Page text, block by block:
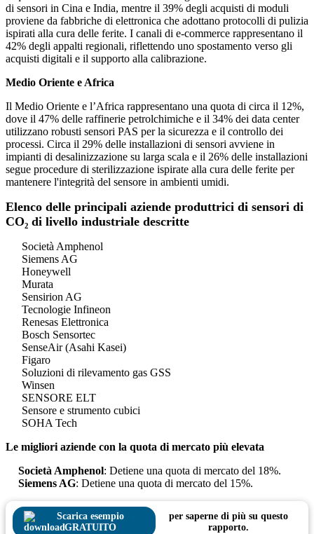
di sensori in Cina e India, mentre il 39% degli acquisti di moduli
proviene da fabbriche di elettronica che adottano protocolli di pulizia
ispirati alla cura delle ferite. I canali di e-commerce rappresentano il
42% degli appalti regionali, riflettendo uno spostamento verso gli
acquisti digitali e il supporto alla calibrazione.
Medio Oriente e Africa
Il Medio Oriente e l’Africa rappresentano una quota di circa il 12%,
dove il 47% delle raffinerie petrolchimiche e il 34% dei data center
utilizzano robusti sensori PAS per la sicurezza e il controllo dei
processi. Circa il 29% delle installazioni di sensori avviene in
impianti di desalinizzazione su larga scala e il 26% delle installazioni
segue procedure di sterilizzazione ispirate alla cura delle ferite per
mantenere l'integrità del sensore in ambienti umidi.
Elenco delle principali aziende produttrici di sensori di
CO₂ di livello industriale descritte
Società Amphenol
Siemens AG
Honeywell
Murata
Sensirion AG
Tecnologie Infineon
Renesas Elettronica
Bosch Sensortec
SenseAir (Asahi Kasei)
Figaro
Soluzioni di rilevamento gas GSS
Winsen
SENSORE ELT
Sensore e strumento cubici
SOHA Tech
Le migliori aziende con la quota di mercato più elevata
Società Amphenol: Detiene una quota di mercato del 18%.
Siemens AG: Detiene una quota di mercato del 15%.
Scarica esempio
GRATUITO
per saperne di più su questo
rapporto.